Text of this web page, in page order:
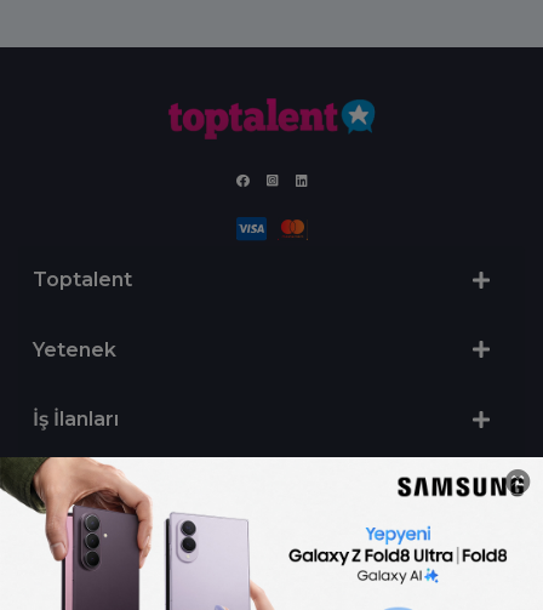
Toptalent
Yetenek
İş İlanları
Sertifika Programları
Yetenek Testleri